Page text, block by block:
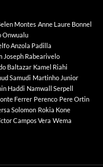
Montes Anne Laure Bonnel
Onwualu
Anzola Padilla
Joseph Rabearivelo
Baltazar Kamel Riahi
Samudi Martinho Junior
Haddi Namwall Serpell
Ferrer Perenco Pere Ortin
Solomon Rokia Kone
Campos Vera Wema